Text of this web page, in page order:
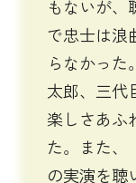
もないが、
で忠士は浪
らなかっ
太郎、三代
楽しさあふ
た。また、
の実演を聴